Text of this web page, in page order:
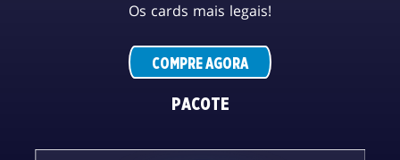
Os cards mais legais!
COMPRE AGORA
PACOTE